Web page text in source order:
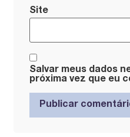
Site
Salvar meus dados
próxima vez que eu